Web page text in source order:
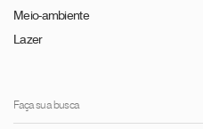
Meio-ambiente
Lazer